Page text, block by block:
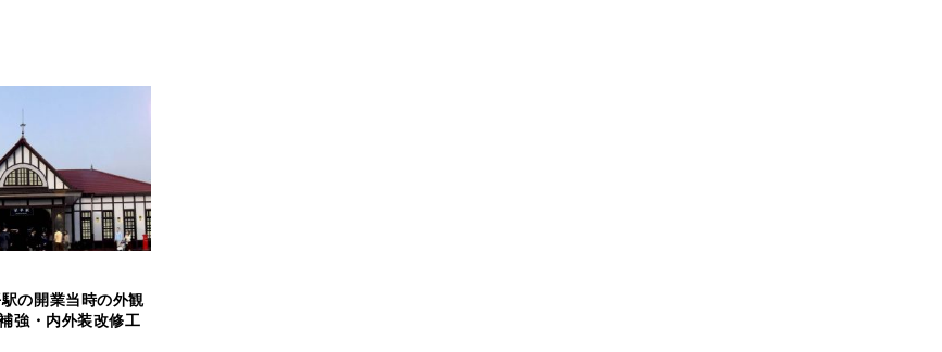
の開業当時の外観
強・内外装改修工